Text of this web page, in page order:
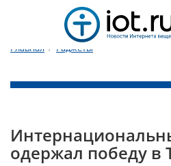
Главная / Гаджеты
одержал победу в